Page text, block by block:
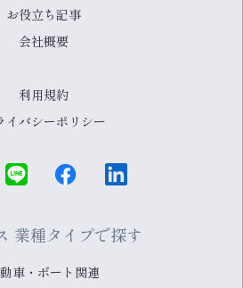
お役立ち記事
会社概要
利用規約
イバシーポリシー
業種タイプで探す
車・ボート関連